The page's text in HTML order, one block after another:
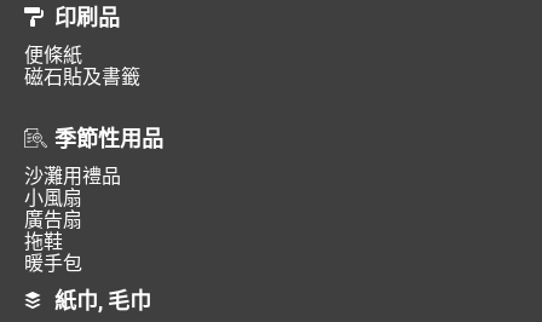
印刷品
便條紙
磁石貼及書籤
季節性用品
沙灘用禮品
小風扇
廣告扇
拖鞋
暖手包
紙巾, 毛巾